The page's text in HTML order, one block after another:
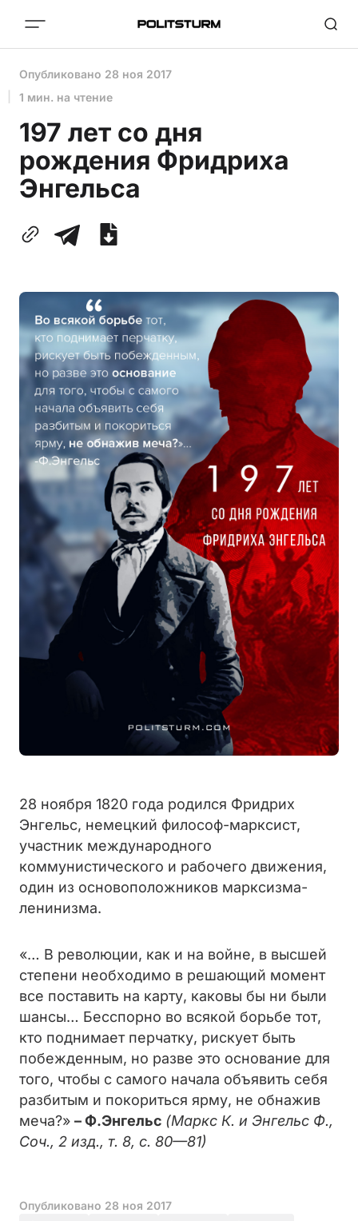
Опубликовано 28 ноя 2017
1 мин. на чтение
197 лет со дня
рождения Фридриха
Энгельса
28 ноября 1820 года родился Фридрих
Энгельс, немецкий философ-марксист,
участник международного
коммунистического и рабочего движения,
один из основоположников марксизма-
ленинизма.
«… В революции, как и на войне, в высшей
степени необходимо в решающий момент
все поставить на карту, каковы бы ни были
шансы… Бесспорно во всякой борьбе тот,
кто поднимает перчатку, рискует быть
побежденным, но разве это основание для
того, чтобы с самого начала объявить себя
разбитым и покориться ярму, не обнажив
меча?» – Ф.Энгельс (Маркс К. и Энгельс Ф.,
Соч., 2 изд., т. 8, с. 80—81)
Опубликовано 28 ноя 2017